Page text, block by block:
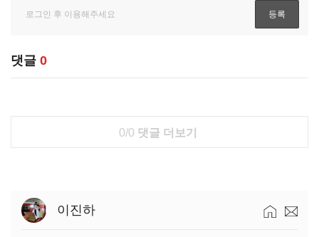
댓글 0
0/0 댓글 더보기
이진하